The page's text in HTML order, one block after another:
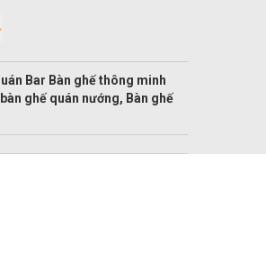
Bar Bàn ghế thông minh
ghế quán nướng, Bàn ghế